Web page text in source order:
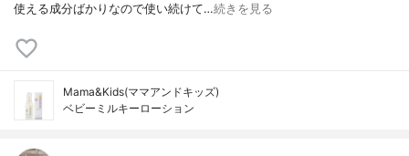
使える成分ばかりなので使い続けて…続きを見る
Mama&Kids(ママアンドキッズ)
ベビーミルキーローション